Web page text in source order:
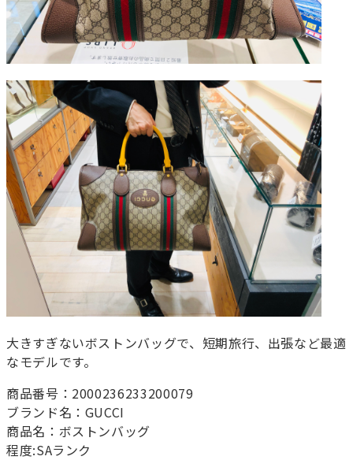
大きすぎないボストンバッグで、短期旅行、出張など最適
なモデルです。
商品番号：2000236233200079
ブランド名：GUCCI
商品名：ボストンバッグ
程度:SAランク